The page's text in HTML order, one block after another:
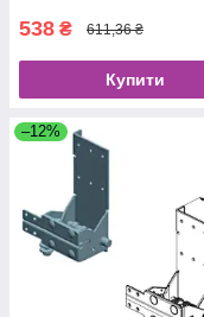
538 ₴ 611,36 ₴
Купити
–12%